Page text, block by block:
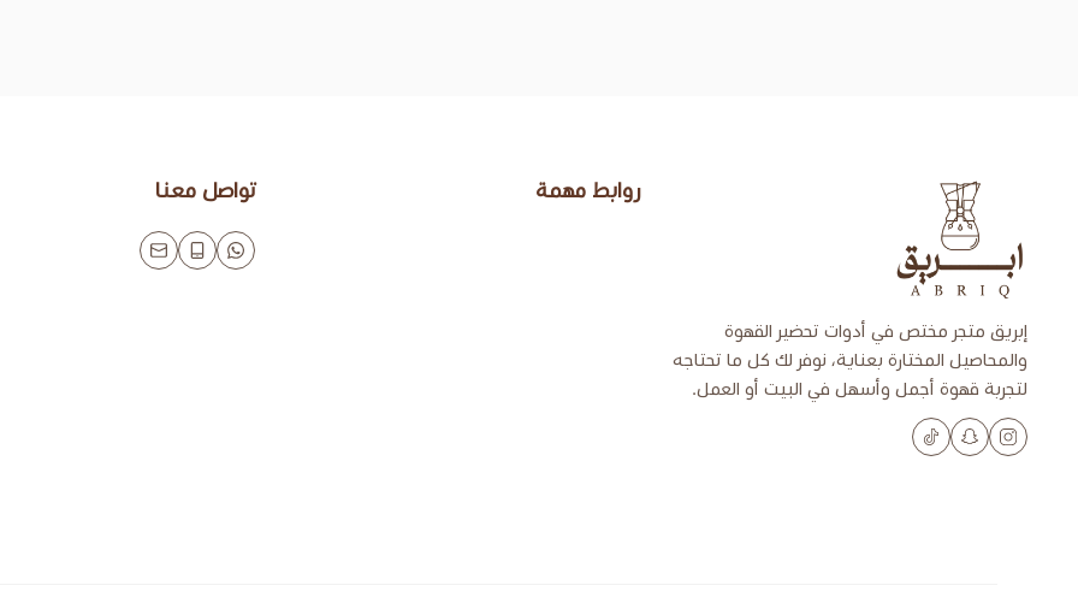
إبريق متجر مختص في أدوات تحضير القهوة
والمحاصيل المختارة بعناية، نوفر لك كل ما تحتاجه
لتجربة قهوة أجمل وأسهل في البيت أو العمل.
روابط مهمة تواصل معنا